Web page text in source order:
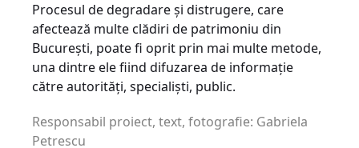
Procesul de degradare şi distrugere, care
afectează multe clădiri de patrimoniu din
Bucureşti, poate fi oprit prin mai multe metode,
una dintre ele fiind difuzarea de informaţie
către autorităţi, specialişti, public.
Responsabil proiect, text, fotografie: Gabriela
Petrescu